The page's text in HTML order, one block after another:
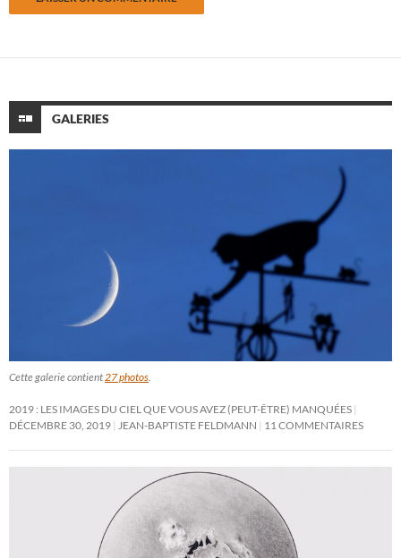
GALERIES
Cette galerie contient27 photos.
2019 : LES IMAGES DU CIEL QUE VOUS AVEZ (PEUT-ÊTRE) MANQUÉES
DÉCEMBRE 30, 2019 JEAN-BAPTISTE FELDMANN 11 COMMENTAIRES